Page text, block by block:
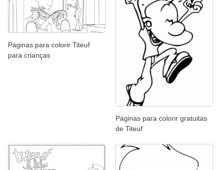
Páginas para colorir Titeuf
para crianças
Páginas para colorir gratuitas
de Titeuf